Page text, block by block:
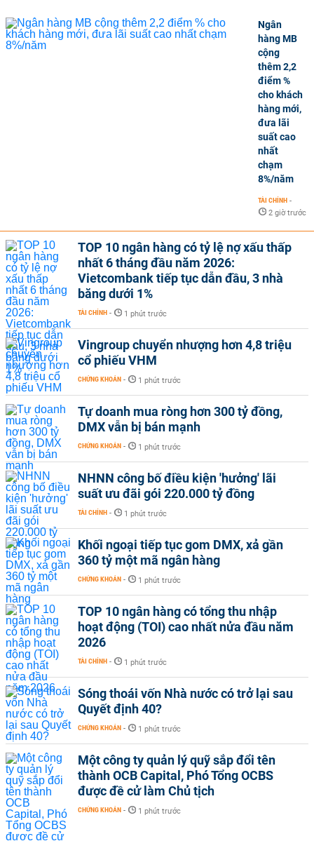
Ngân
hàng MB
cộng
thêm 2,2
điểm %
cho khách
hàng mới,
đưa lãi
suất cao
nhất
chạm
8%/năm
TÀI CHÍNH -
2 giờ trước
TOP 10 ngân hàng có tỷ lệ nợ xấu thấp
nhất 6 tháng đầu năm 2026:
Vietcombank tiếp tục dẫn đầu, 3 nhà
băng dưới 1%
TÀI CHÍNH - 1 phút trước
Vingroup chuyển nhượng hơn 4,8 triệu
cổ phiếu VHM
CHỨNG KHOÁN - 1 phút trước
Tự doanh mua ròng hơn 300 tỷ đồng,
DMX vẫn bị bán mạnh
CHỨNG KHOÁN - 1 phút trước
NHNN công bố điều kiện 'hưởng' lãi
suất ưu đãi gói 220.000 tỷ đồng
TÀI CHÍNH - 1 phút trước
Khối ngoại tiếp tục gom DMX, xả gần
360 tỷ một mã ngân hàng
CHỨNG KHOÁN - 1 phút trước
TOP 10 ngân hàng có tổng thu nhập
hoạt động (TOI) cao nhất nửa đầu năm
2026
TÀI CHÍNH - 1 phút trước
Sóng thoái vốn Nhà nước có trở lại sau
Quyết định 40?
CHỨNG KHOÁN - 1 phút trước
Một công ty quản lý quỹ sắp đổi tên
thành OCB Capital, Phó Tổng OCBS
được đề cử làm Chủ tịch
CHỨNG KHOÁN - 1 phút trước